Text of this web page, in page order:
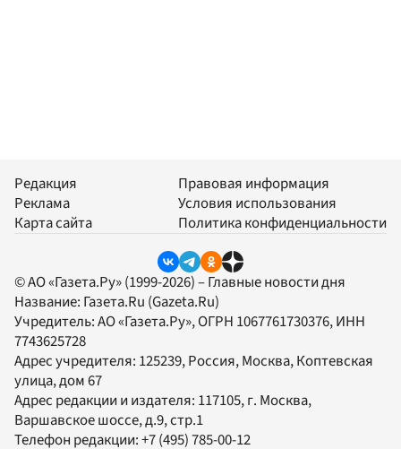
Редакция
Реклама
Карта сайта
Правовая информация
Условия использования
Политика конфиденциальности
© АО «Газета.Ру» (1999-2026) – Главные новости дня
Название: Газета.Ru (Gazeta.Ru)
Учредитель:АО «Газета.Ру», ОГРН 1067761730376, ИНН
7743625728
Адрес учредителя: 125239, Россия, Москва, Коптевская
улица, дом 67
Адрес редакции и издателя: 117105, г. Москва,
Варшавское шоссе, д.9, стр.1
Телефон редакции:+7 (495) 785-00-12